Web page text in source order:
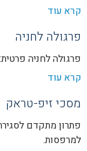
קרא עוד
פרגולה לחניה
פרגולה לחניה
קרא עוד
מסכי זיפ-טראק
פתרון מתקדם
למרפסות.